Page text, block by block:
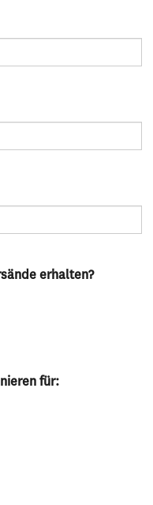
erhalten?
für: